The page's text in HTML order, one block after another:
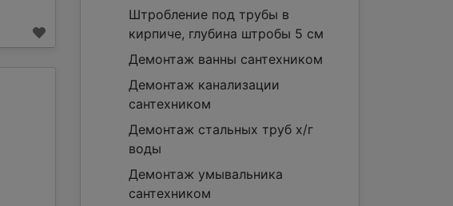
Штробление под трубы в
кирпиче, глубина штробы 5 см
Демонтаж ванны сантехником
Демонтаж канализации
сантехником
Демонтаж стальных труб х/г
воды
Демонтаж умывальника
сантехником